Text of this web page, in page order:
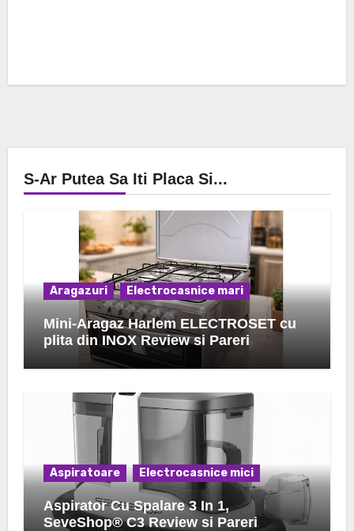
S-Ar Putea Sa Iti Placa Si...
Aragazuri Electrocasnice mari
Mini-Aragaz Harlem ELECTROSET cu
plita din INOX Review si Pareri
Aspiratoare Electrocasnice mici
Aspirator Cu Spalare 3 In 1,
SeveShop® C3 Review si Pareri